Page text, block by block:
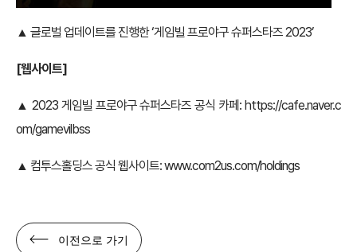
▲ 글로벌 업데이트를 진행한 ‘게임빌 프로야구 슈퍼스타즈 2023’
[웹사이트]
▲ 2023 게임빌 프로야구 슈퍼스타즈 공식 카페: https://cafe.naver.c
om/gamevilbss
▲ 컴투스홀딩스 공식 웹사이트:www.com2us.com/holdings
이전으로 가기